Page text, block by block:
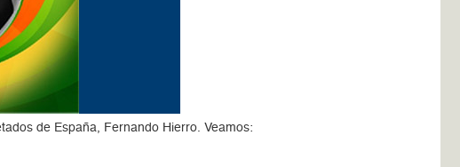
de España, Fernando Hierro. Veamos: